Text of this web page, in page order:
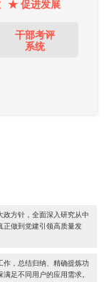
★ 促进发展
干部考评
系统
政方针，全面深入研究从中
正做到党建引领高质量发
作，总结归纳、精确提炼功
足不同用户的应用需求。